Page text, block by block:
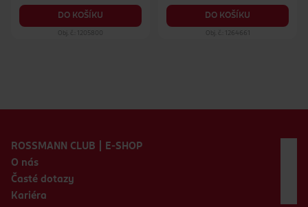
DO KOŠÍKU
Obj. č.: 1205800
DO KOŠÍKU
Obj. č.: 1264661
ROSSMANN CLUB | E-SHOP
O nás
Časté dotazy
Kariéra